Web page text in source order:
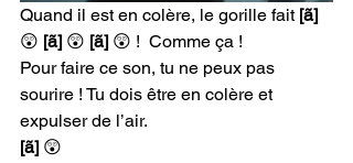
Quand il est en colère, le gorille fait [ã]
😲 [ã] 😲 [ã] 😲 !  Comme ça !
Pour faire ce son, tu ne peux pas
sourire ! Tu dois être en colère et
expulser de l’air.
[ã] 😲